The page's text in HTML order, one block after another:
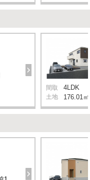
間取 4LDK
土地 176.01㎡